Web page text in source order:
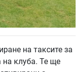
на таксите за
на клуба. Те ще